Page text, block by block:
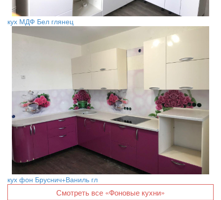
кух МДФ Бел глянец
кух фон Бруснич+Ваниль гл
Смотреть все «Фоновые кухни»